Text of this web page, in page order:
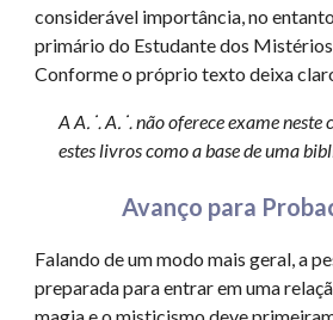
considerável importância, no
primário do Estudante dos
Conforme o próprio texto deixa
A A⸫ A⸫ não oferece exame neste
estes livros como a base de uma
Avanço para
Falando de um modo mais geral, a
preparada para entrar em uma